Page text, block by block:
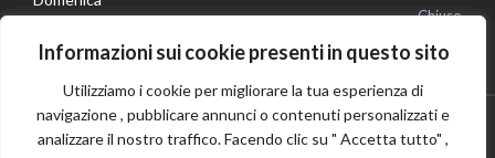
Informazioni sui cookie presenti in questo sito
Utilizziamo i cookie per migliorare la tua esperienza di
navigazione , pubblicare annunci o contenuti personalizzati e
analizzare il nostro traffico. Facendo clic su " Accetta tutto" ,
Chiuso
Privacy Policy Cookie Policy P.IVA 16239351006